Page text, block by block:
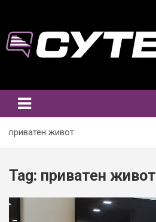
content
приватен живот
Tag: приватен живот